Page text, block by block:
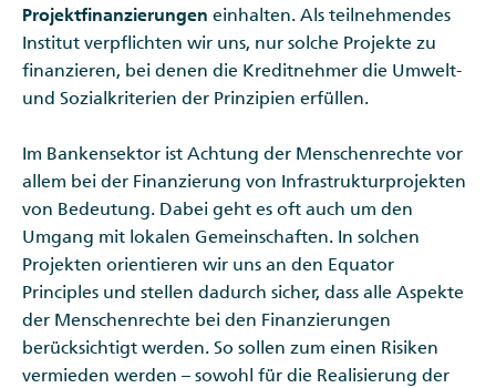
Projektfinanzierungen einhalten. Als teilnehmendes
Institut verpflichten wir uns, nur solche Projekte zu
finanzieren, bei denen die Kreditnehmer die Umwelt-
und Sozialkriterien der Prinzipien erfüllen.
Im Bankensektor ist Achtung der Menschenrechte vor
allem bei der Finanzierung von Infrastrukturprojekten
von Bedeutung. Dabei geht es oft auch um den
Umgang mit lokalen Gemeinschaften. In solchen
Projekten orientieren wir uns an den Equator
Principles und stellen dadurch sicher, dass alle Aspekte
der Menschenrechte bei den Finanzierungen
berücksichtigt werden. So sollen zum einen Risiken
vermieden werden – sowohl für die Realisierung der